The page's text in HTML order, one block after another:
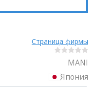
Страница фирмы
MANI
Япония